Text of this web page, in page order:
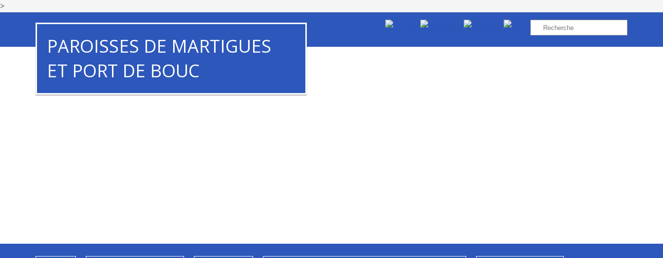
>
PAROISSES DE MARTIGUES
ET PORT DE BOUC